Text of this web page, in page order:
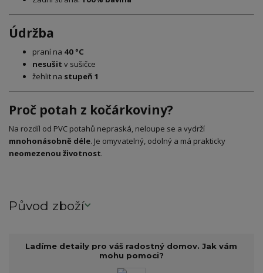
Údržba
praní na 40 °C
nesušit v sušičce
žehlit na stupeň 1
Proč potah z kočárkoviny?
Na rozdíl od PVC potahů nepraská, neloupe se a vydrží
mnohonásobně déle. Je omyvatelný, odolný a má prakticky
neomezenou životnost.
Původ zboží
Ladíme detaily pro váš radostný domov. Jak vám
mohu pomoci?